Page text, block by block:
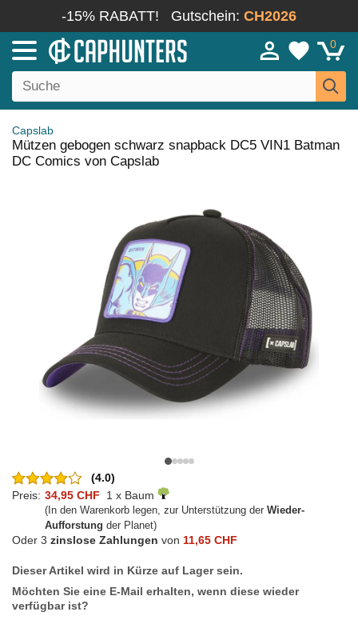
-15% RABATT! Gutschein: CH2026
0
Capslab
Mützen gebogen schwarz snapback DC5 VIN1 Batman
DC Comics von Capslab
(4.0)
Preis: 34,95 CHF 1 x Baum
(In den Warenkorb legen, zur Unterstützung der Wieder-
Aufforstung der Planet)
Oder 3 zinslose Zahlungen von 11,65 CHF
Dieser Artikel wird in Kürze auf Lager sein.
Möchten Sie eine E-Mail erhalten, wenn diese wieder
verfügbar ist?